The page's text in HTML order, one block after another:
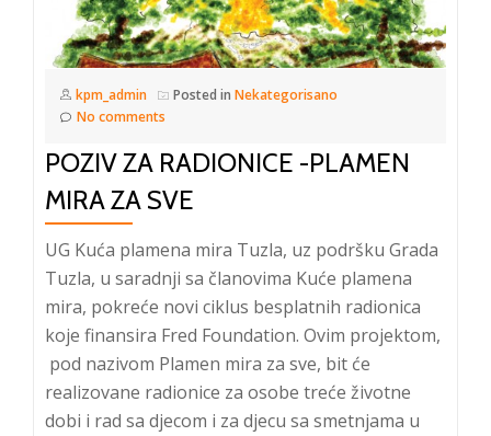
kpm_admin Posted in Nekategorisano
No comments
POZIV ZA RADIONICE -PLAMEN
MIRA ZA SVE
UG Kuća plamena mira Tuzla, uz podršku Grada
Tuzla, u saradnji sa članovima Kuće plamena
mira, pokreće novi ciklus besplatnih radionica
koje finansira Fred Foundation. Ovim projektom,
pod nazivom Plamen mira za sve, bit će
realizovane radionice za osobe treće životne
dobi i rad sa djecom i za djecu sa smetnjama u